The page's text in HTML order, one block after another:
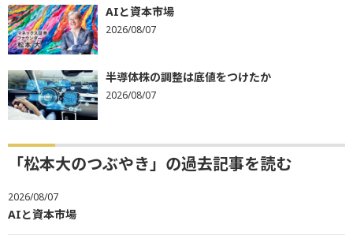
AIと資本市場
2026/08/07
半導体株の調整は底値をつけたか
2026/08/07
「松本大のつぶやき」の過去記事を読む
2026/08/07
AIと資本市場